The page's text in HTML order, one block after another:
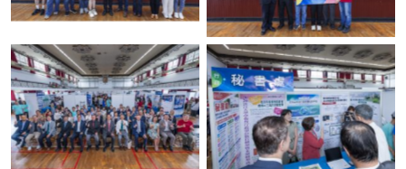
No Caption No Caption